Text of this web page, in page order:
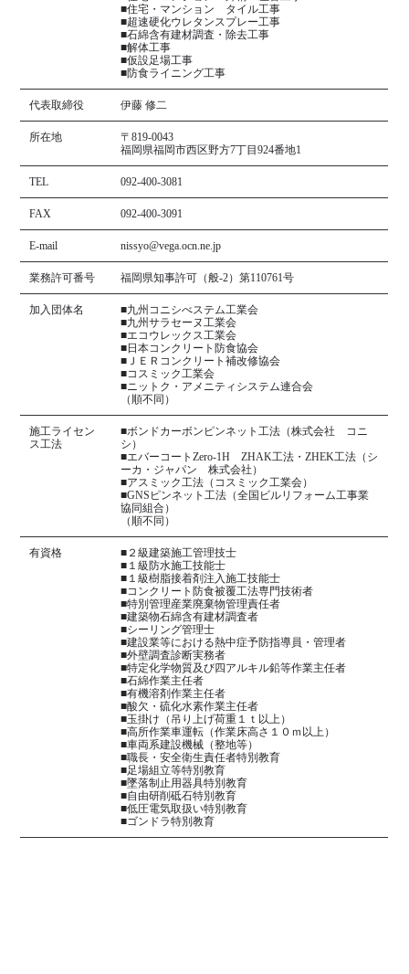
■住宅・マンション タイル工事
■超速硬化ウレタンスプレー工事
■石綿含有建材調査・除去工事
■解体工事
■仮設足場工事
■防食ライニング工事
代表取締役 伊藤 修二
所在地
〒819-0043
福岡県福岡市西区野方7丁目924番地1
TEL 092-400-3081
FAX 092-400-3091
E-mail nissyo@vega.ocn.ne.jp
業務許可番号 福岡県知事許可（般-2）第110761号
加入団体名
■九州コニシべステム工業会
■九州サラセーヌ工業会
■エコウレックス工業会
■日本コンクリート防食協会
■ＪＥＲコンクリート補改修協会
■コスミック工業会
■ニットク・アメニティシステム連合会
（順不同）
施工ライセン
ス工法
■ボンドカーボンピンネット工法（株式会社 コニ
シ）
■エバーコートZero-1H ZHAK工法・ZHEK工法（シ
ーカ・ジャパン 株式会社）
■アスミック工法（コスミック工業会）
■GNSピンネット工法（全国ビルリフォーム工事業
協同組合）
（順不同）
有資格
■２級建築施工管理技士
■１級防水施工技能士
■１級樹脂接着剤注入施工技能士
■コンクリート防食被覆工法専門技術者
■特別管理産業廃棄物管理責任者
■建築物石綿含有建材調査者
■シーリング管理士
■建設業等における熱中症予防指導員・管理者
■外壁調査診断実務者
■特定化学物質及び四アルキル鉛等作業主任者
■石綿作業主任者
■有機溶剤作業主任者
■酸欠・硫化水素作業主任者
■玉掛け（吊り上げ荷重１ｔ以上）
■高所作業車運転（作業床高さ１０ｍ以上）
■車両系建設機械（整地等）
■職長・安全衛生責任者特別教育
■足場組立等特別教育
■墜落制止用器具特別教育
■自由研削砥石特別教育
■低圧電気取扱い特別教育
■ゴンドラ特別教育